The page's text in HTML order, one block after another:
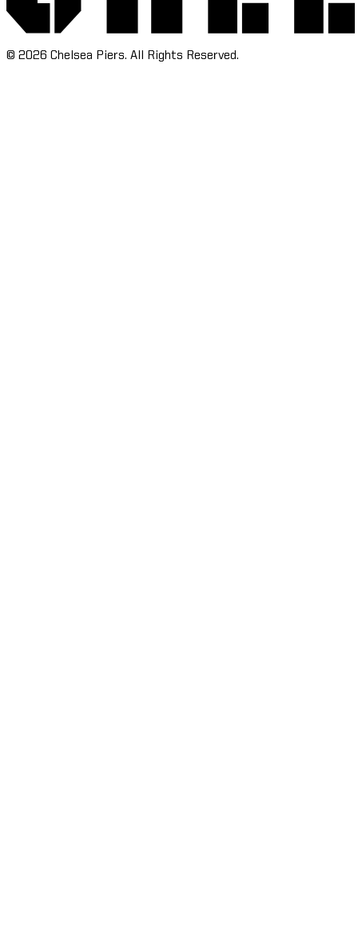
© 2026 Chelsea Piers. All Rights Reserved.​​​​‌ ‍ ​‍​‍‌‍ ‌ ​‍‌‍‍‌‌‍‌ ‌‍‍‌‌‍ ‍​‍​‍​ ‍‍​‍​‍‌ ​ ‌‍​‌‌‍ ‍‌‍‍‌‌ ‌​‌ ‍‌​‍ ‍‌‍‍‌‌‍ ​‍​‍​‍ ​​‍​‍‌‍‍​‌ ​‍‌‍‌‌‌‍‌‍​‍​‍​ ‍‍​‍​‍‌‍‍​‌ ‌​‌ ‌​‌ ​​‌ ​ ​ ‍‍​‍ ​‍ ‌‍​ ‌‍‍​‌‍‌‌‌‍ ​‌ ​ ‌‍‌‌‌‍​‌‌ ​​‌‍‍‌‌‍‌‌‌ ​‍‌ ​ ​‍ ‍‌ ​ ‌‍​‌‌‍ ‍‌‍‍‌‌ ‌​‌ ‍‌​‍ ‍‌ ​ ‌ ‌​‌ ‌‌‌‍‌​‌‍‍‌‌‍ ​‍ ‌‍‍‌‌‍ ‍‌ ‌​‌‍‌‌‌‍ ‍‌ ‌​​‍ ‌‍‌‌‌‍‌​‌‍‍‌‌ ‌​​‍ ‌‍ ‌‌‍ ‌‍‌​‌‍‌‌​ ‌‌ ​​‌ ​‍‌‍‌‌‌ ​ ‌‍‌‌‌‍ ‍‌ ‌​‌‍​‌‌ ‌​‌‍‍‌‌‍ ‌‍ ‍​ ‍ ‌‍‍‌‌‍‌​​ ‌‌‍‌‍‌‍ ‌‍ ‌ ‌​‌‍‌‌‌ ​‍​ ‍ ‌ ‌​‌ ‍‌‌ ​​‌‍‌‌​ ‌‌‍‌‍‌‍ ‌‍ ‌ ‌​‌‍‌‌‌ ​‍​ ‍ ‌ ​​‌‍​‌‌ ‌​‌‍‍​​ ‌‌ ​ ‌ ‌‌‌‍​‍‌ ‌​‌‍‍‌‌ ‌​‌‍ ​‌‍‌‌​ ‌‍​‍‌‍​‌‌ ​ ‌‍‌‌‌‌‌‌‌ ​‍‌‍ ​​ ‌‌‍‍​‌ ‌​‌ ‌​‌ ​​‌ ​ ​‍‌‌​ ​ ‌​​‌​‍‌‌​ ​‍‌​‌‍​‍‌‌​ ​‍‌​‌‍‌‍​ ‌‍‍​‌‍‌‌‌‍ ​‌ ​ ‌‍‌‌‌‍​‌‌ ​​‌‍‍‌‌‍‌‌‌ ​‍‌ ​ ​‍ ‍‌ ​ ‌‍​‌‌‍ ‍‌‍‍‌‌ ‌​‌ ‍‌​‍ ‍‌ ​ ‌ ‌​‌ ‌‌‌‍‌​‌‍‍‌‌‍ ​‍‌‍‌‍‍‌‌‍‌​​ ‌‌‍‌‍‌‍ ‌‍ ‌ ‌​‌‍‌‌‌ ​‍​‍‌‍‌ ‌​‌ ‍‌‌ ​​‌‍‌‌​ ‌‌‍‌‍‌‍ ‌‍ ‌ ‌​‌‍‌‌‌ ​‍​‍‌‍‌ ​​‌‍​‌‌ ‌​‌‍‍​​ ‌‌ ​ ‌ ‌‌‌‍​‍‌ ‌​‌‍‍‌‌ ‌​‌‍ ​‌‍‌‌​‍‌‍‌ ​​‌‍‌‌‌ ​‍‌ ​ ‌ ​​‌‍‌‌‌‍​ ‌ ‌​‌‍‍‌‌ ‌‍‌‍‌‌​ ‌‌ ​​‌ ‌‌‌‍​‍‌‍ ​‌‍‍‌‌ ​ ‌‍‍​‌‍‌‌‌‍‌​​‍​‍‌ ‌